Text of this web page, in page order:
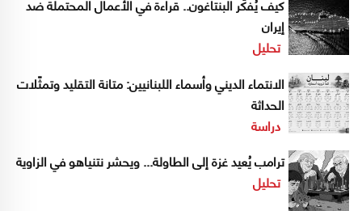
كيف يُفكّر البنتاغون.. قراءة في الأعمال المحتملة ضد
إيران
تحليل
الانتماء الديني وأسماء اللبنانيين: متانة التقليد وتمثّلات
الحداثة
دراسة
ترامب يُعيد غزة إلى الطاولة... ويحشر نتنياهو في الزاوية
تحليل